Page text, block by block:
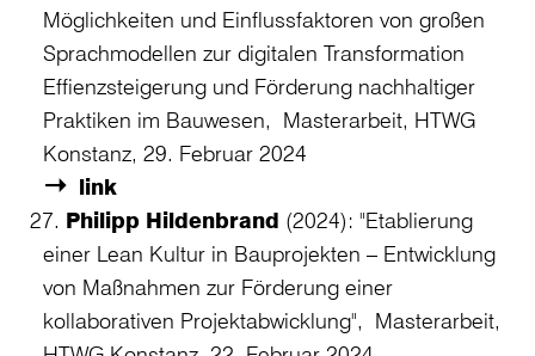
Möglichkeiten und Einflussfaktoren von großen
Sprachmodellen zur digitalen Transformation
Effienzsteigerung und Förderung nachhaltiger
Praktiken im Bauwesen, Masterarbeit, HTWG
Konstanz, 29. Februar 2024
link
Philipp Hildenbrand (2024): "Etablierung
einer Lean Kultur in Bauprojekten – Entwicklung
von Maßnahmen zur Förderung einer
kollaborativen Projektabwicklung", Masterarbeit,